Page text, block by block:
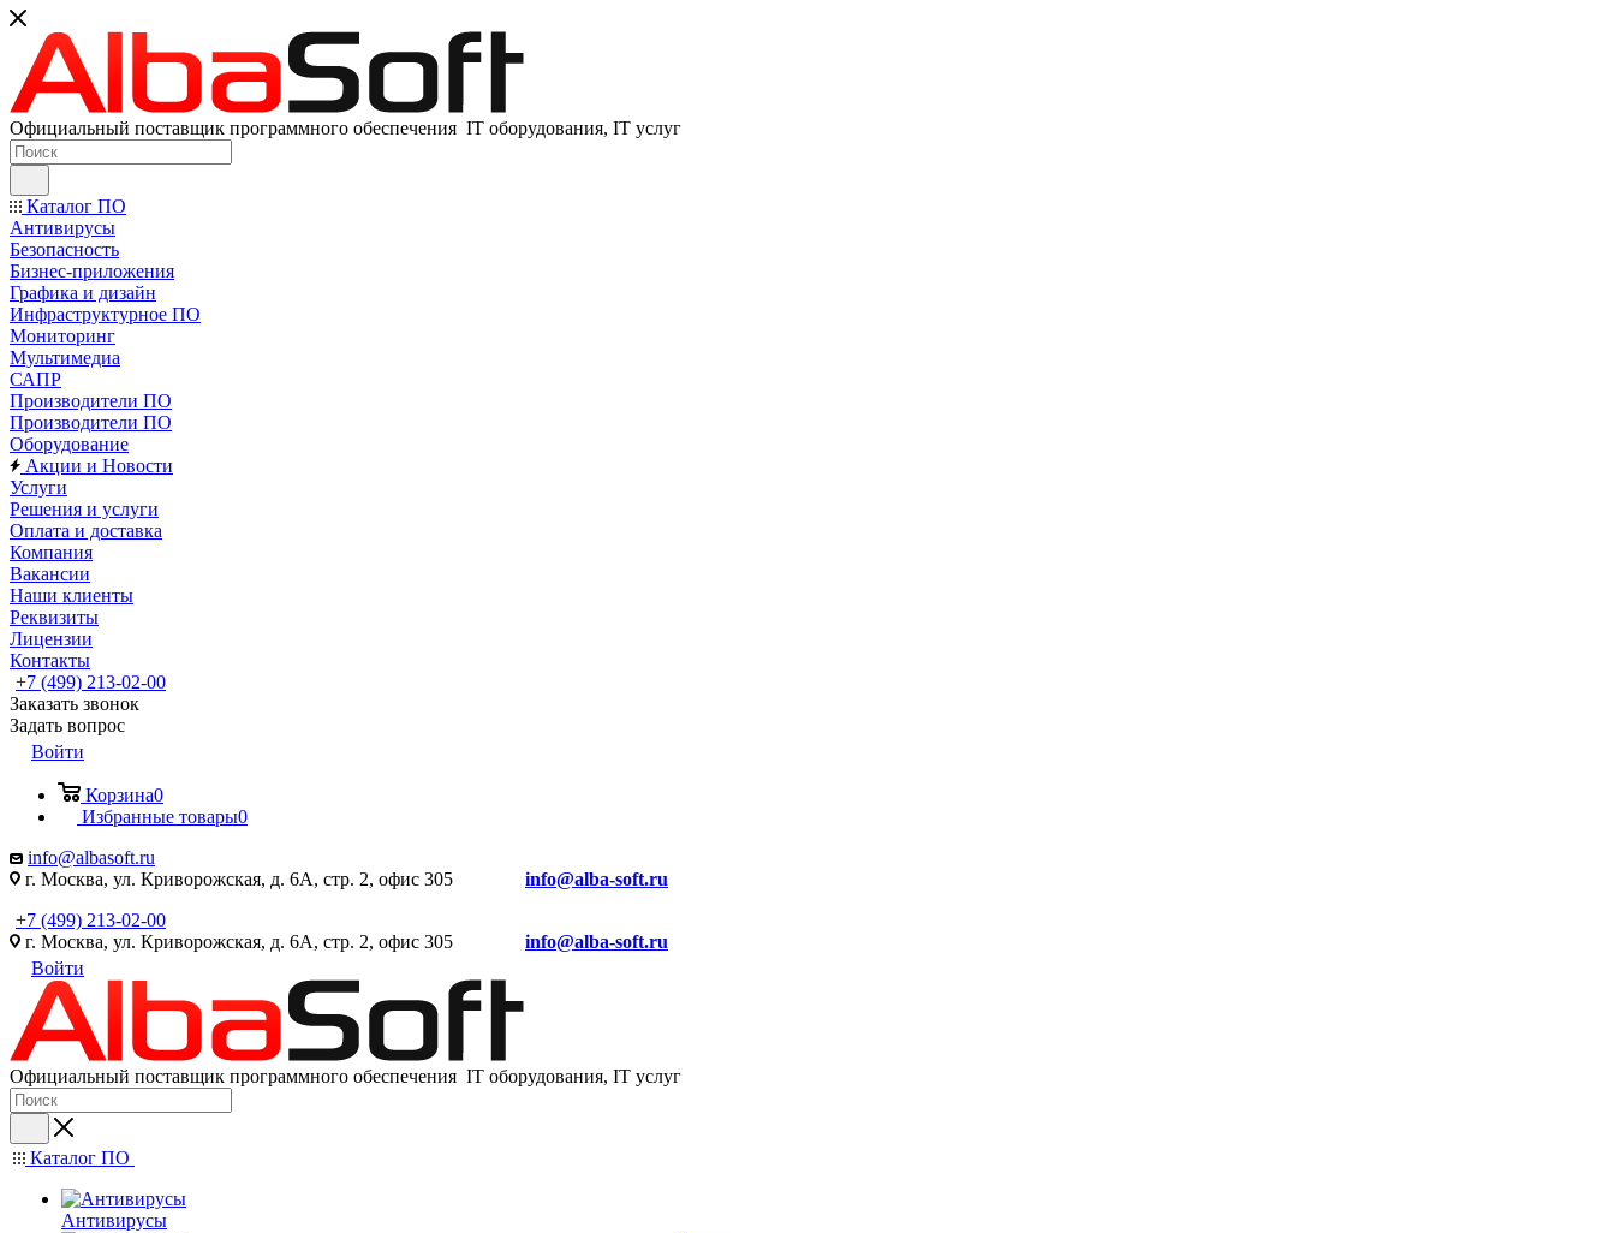
Официальный поставщик программного обеспечения IT оборудования, IT услуг
Каталог ПО
Антивирусы
Безопасность
Бизнес-приложения
Графика и дизайн
Инфраструктурное ПО
Мониторинг
Мультимедиа
САПР
Производители ПО
Производители ПО
Оборудование
Акции и Новости
Услуги
Решения и услуги
Оплата и доставка
Компания
Вакансии
Наши клиенты
Реквизиты
Лицензии
Контакты
+7 (499) 213-02-00
Заказать звонок
Задать вопрос
Войти
Корзина0
Избранные товары0
info@albasoft.ru
г. Москва, ул. Криворожская, д. 6А, стр. 2, офис 305 info@alba-soft.ru
+7 (499) 213-02-00
г. Москва, ул. Криворожская, д. 6А, стр. 2, офис 305 info@alba-soft.ru
Войти
Официальный поставщик программного обеспечения IT оборудования, IT услуг
Каталог ПО
Антивирусы